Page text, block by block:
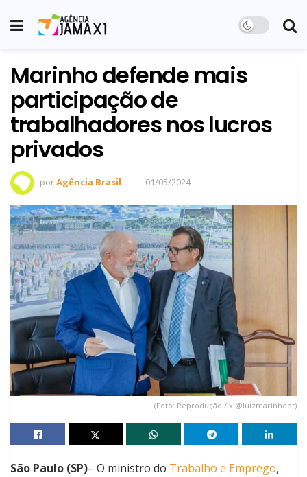
Marinho defende mais
participação de
trabalhadores nos lucros
privados
porAgência Brasil 01/05/2024
(Foto: Reprodução / x @luizmarinhopt)
São Paulo (SP)– O ministro do Trabalho e Emprego,